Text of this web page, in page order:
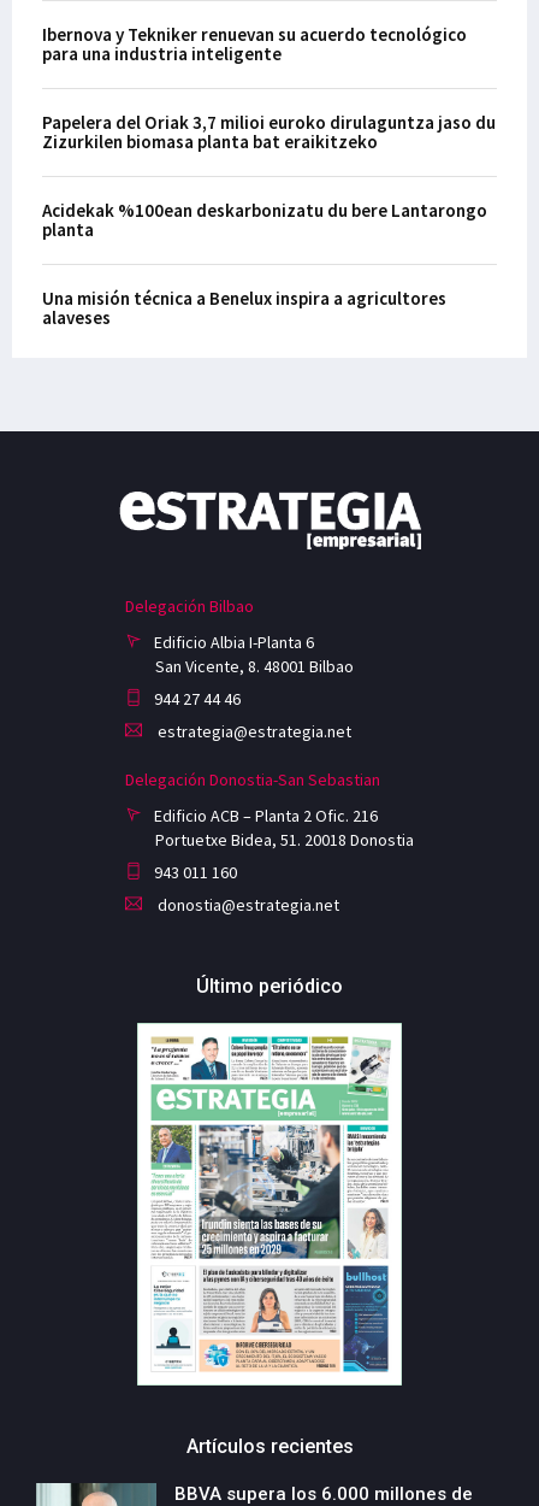
Ibernova y Tekniker renuevan su acuerdo tecnológico
para una industria inteligente
Papelera del Oriak 3,7 milioi euroko dirulaguntza jaso du
Zizurkilen biomasa planta bat eraikitzeko
Acidekak %100ean deskarbonizatu du bere Lantarongo
planta
Una misión técnica a Benelux inspira a agricultores
alaveses
Delegación Bilbao
Edificio Albia I-Planta 6
San Vicente, 8. 48001 Bilbao
944 27 44 46
estrategia@estrategia.net
Delegación Donostia-San Sebastian
Edificio ACB – Planta 2 Ofic. 216
Portuetxe Bidea, 51. 20018 Donostia
943 011 160
donostia@estrategia.net
Último periódico
Artículos recientes
BBVA supera los 6.000 millones de